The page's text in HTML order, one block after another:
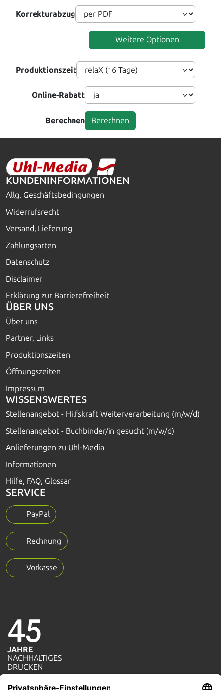
Korrekturabzug
Weitere Optionen
Produktionszeit
Online-Rabatt
Berechnen
KUNDENINFORMATIONEN
Allg. Geschäftsbedingungen
Widerrufsrecht
Versand, Lieferung
Zahlungsarten
Datenschutz
Disclaimer
Erklärung zur Barrierefreiheit
ÜBER UNS
Über uns
Partner, Links
Produktionszeiten
Öffnungszeiten
Impressum
WISSENSWERTES
Stellenangebot - Hilfskraft Weiterverarbeitung (m/w/d)
Stellenangebot - Buchbinder/in gesucht (m/w/d)
Anlieferungen zu Uhl-Media
Informationen
Hilfe, FAQ, Glossar
SERVICE
PayPal
Rechnung
Vorkasse
45
JAHRE
NACHHALTIGES
DRUCKEN